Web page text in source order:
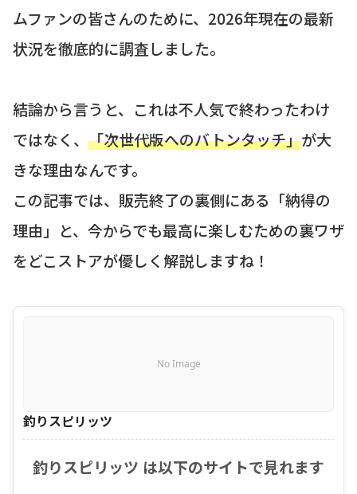
ムファンの皆さんのために、2026年現在の最新
状況を徹底的に調査しました。
結論から言うと、これは不人気で終わったわけ
ではなく、 「次世代版へのバトンタッチ」が大
きな理由なんです。
この記事では、販売終了の裏側にある「納得の
理由」と、今からでも最高に楽しむための裏ワザ
をどこストアが優しく解説しますね！
No Image
釣りスピリッツ
釣りスピリッツ は以下のサイトで見れます